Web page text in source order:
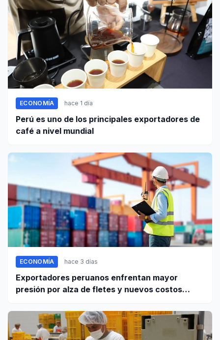
ECONOMÍA hace 1 día
Perú es uno de los principales exportadores de
café a nivel mundial
ECONOMÍA hace 3 días
Exportadores peruanos enfrentan mayor
presión por alza de fletes y nuevos costos